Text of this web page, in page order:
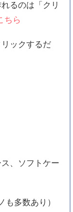
るのは「クリ
ちら
ックするだ
、ソフトケー
も多数あり）